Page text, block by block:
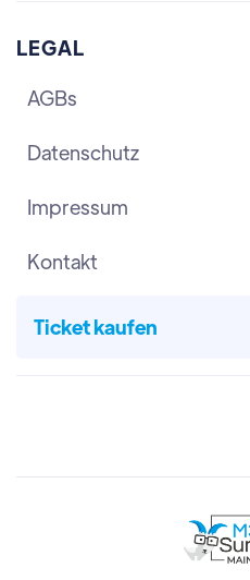
LEGAL
AGBs
Datenschutz
Impressum
Kontakt
Ticket kaufen